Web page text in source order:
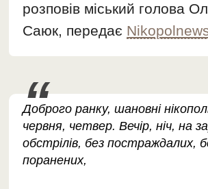
розповів міський голова
Саюк, передає
Доброго ранку, шановні
червня, четвер. Вечір, ніч, на
обстрілів, без постраждалих,
поранених,